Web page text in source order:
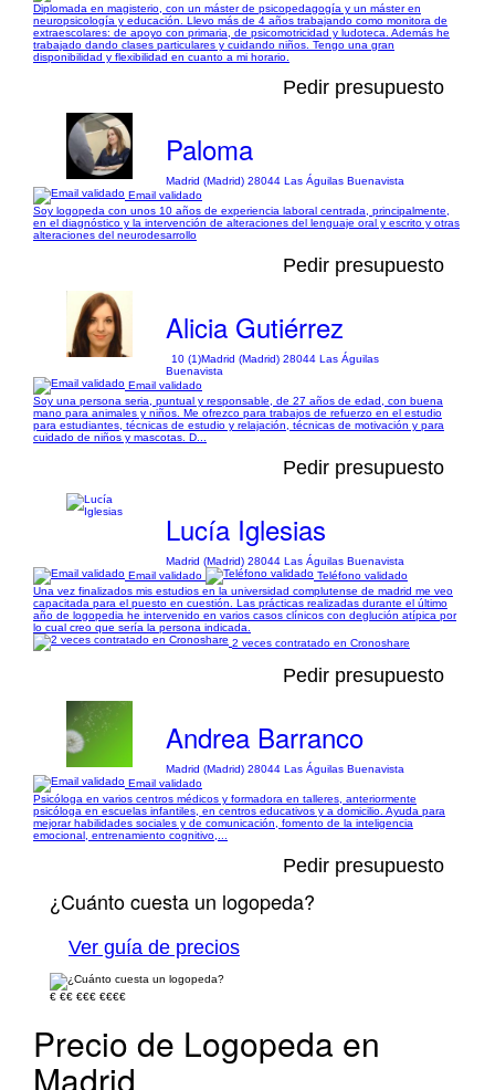
Diplomada en magisterio, con un máster de psicopedagogía y un máster en
neuropsicología y educación. Llevo más de 4 años trabajando como monitora de
extraescolares: de apoyo con primaria, de psicomotricidad y ludoteca. Además he
trabajado dando clases particulares y cuidando niños. Tengo una gran
disponibilidad y flexibilidad en cuanto a mi horario.
Pedir presupuesto
Paloma
Madrid (Madrid) 28044 Las Águilas Buenavista
Email validado
Soy logopeda con unos 10 años de experiencia laboral centrada, principalmente,
en el diagnóstico y la intervención de alteraciones del lenguaje oral y escrito y otras
alteraciones del neurodesarrollo
Pedir presupuesto
Alicia Gutiérrez
10 (1)Madrid (Madrid) 28044 Las Águilas
Buenavista
Email validado
Soy una persona seria, puntual y responsable, de 27 años de edad, con buena
mano para animales y niños. Me ofrezco para trabajos de refuerzo en el estudio
para estudiantes, técnicas de estudio y relajación, técnicas de motivación y para
cuidado de niños y mascotas. D...
Pedir presupuesto
Lucía Iglesias
Madrid (Madrid) 28044 Las Águilas Buenavista
Email validado
Teléfono validado
Una vez finalizados mis estudios en la universidad complutense de madrid me veo
capacitada para el puesto en cuestión. Las prácticas realizadas durante el último
año de logopedia he intervenido en varios casos clínicos con deglución atípica por
lo cual creo que sería la persona indicada.
2 veces contratado en Cronoshare
Pedir presupuesto
Andrea Barranco
Madrid (Madrid) 28044 Las Águilas Buenavista
Email validado
Psicóloga en varios centros médicos y formadora en talleres, anteriormente
psicóloga en escuelas infantiles, en centros educativos y a domicilio. Ayuda para
mejorar habilidades sociales y de comunicación, fomento de la inteligencia
emocional, entrenamiento cognitivo,...
Pedir presupuesto
¿Cuánto cuesta un logopeda?
Ver guía de precios
€ €€ €€€ €€€€
Precio de Logopeda en
Madrid